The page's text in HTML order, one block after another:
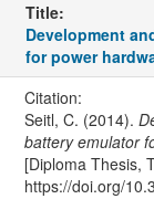
Title:
Development
for power
Citation:
Seitl, C. (2014).
battery emulator
[Diploma Thesis,
https://doi.org/